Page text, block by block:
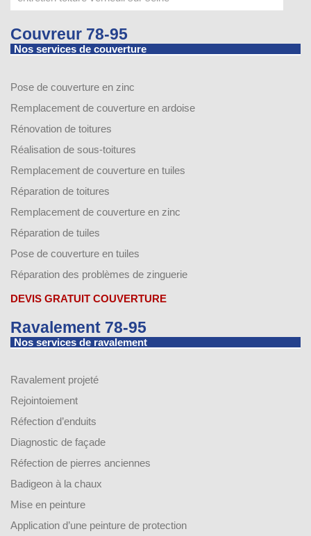
Couvreur 78-95
Nos services de couverture
Pose de couverture en zinc
Remplacement de couverture en ardoise
Rénovation de toitures
Réalisation de sous-toitures
Remplacement de couverture en tuiles
Réparation de toitures
Remplacement de couverture en zinc
Réparation de tuiles
Pose de couverture en tuiles
Réparation des problèmes de zinguerie
DEVIS GRATUIT COUVERTURE
Ravalement 78-95
Nos services de ravalement
Ravalement projeté
Rejointoiement
Réfection d’enduits
Diagnostic de façade
Réfection de pierres anciennes
Badigeon à la chaux
Mise en peinture
Application d’une peinture de protection